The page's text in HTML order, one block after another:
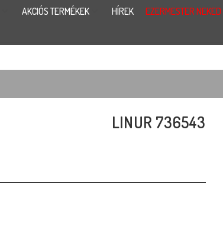
AKCIÓS TERMÉKEK HÍREK EZERMESTER NEKED
LINUR 736543